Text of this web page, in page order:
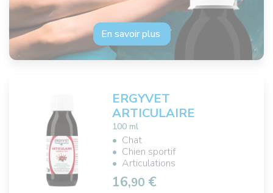
En savoir plus
ERGYVET
ARTICULAIRE
100 ml
Chat
Chien sportif
Articulations
16,90 €